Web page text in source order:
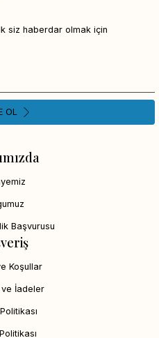
Başvurusu
Koşullar
İadeler
siz haberdar olmak için
OL